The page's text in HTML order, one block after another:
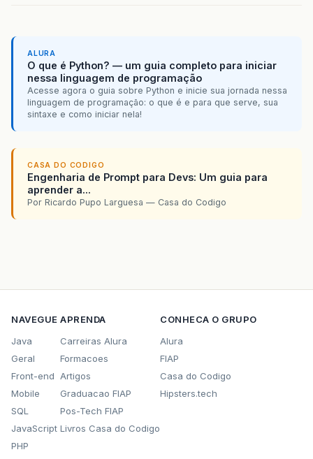
ALURA
O que é Python? — um guia completo para iniciar
nessa linguagem de programação
Acesse agora o guia sobre Python e inicie sua jornada nessa
linguagem de programação: o que é e para que serve, sua
sintaxe e como iniciar nela!
CASA DO CODIGO
Engenharia de Prompt para Devs: Um guia para
aprender a...
Por Ricardo Pupo Larguesa — Casa do Codigo
NAVEGUE
Java
Geral
Front-end
Mobile
SQL
JavaScript
PHP
APRENDA
Carreiras Alura
Formacoes
Artigos
Graduacao FIAP
Pos-Tech FIAP
Livros Casa do Codigo
CONHECA O GRUPO
Alura
FIAP
Casa do Codigo
Hipsters.tech